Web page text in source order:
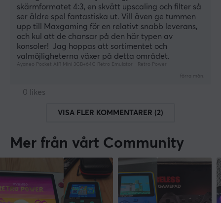
skärmformatet 4:3, en skvätt upscaling och filter så
ser äldre spel fantastiska ut. Vill även ge tummen
upp till Maxgaming för en relativt snabb leverans,
och kul att de chansar på den här typen av
konsoler!  Jag hoppas att sortimentet och
valmöjligheterna växer på detta området.
Ayaneo Pocket AIR Mini 3GB+64G Retro Emulator - Retro Power
förra mån.
0 likes
VISA FLER KOMMENTARER (2)
Mer från vårt Community